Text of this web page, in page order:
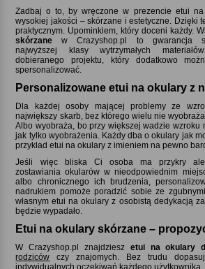
Zadbaj o to, by wręczone w prezencie etui
wysokiej jakości – skórzane i estetyczne. Dzięki
praktycznym. Upominkiem, który doceni każdy.
skórzane w Crazyshop.pl to gwarancja
najwyższej klasy wytrzymałych
dobieranego projektu, który dodatkowo
spersonalizować.
Personalizowane etui na okulary z
Dla każdej osoby mającej problemy ze
największy skarb, bez którego wielu nie
Albo wyobraża, bo przy większej wadzie wzroku
jak tylko wyobrażenia. Każdy dba o okulary jak
przykład etui na okulary z imieniem na pewno
Jeśli więc bliska Ci osoba ma przykry ale
zostawiania okularów w nieodpowiednim
albo chronicznego ich brudzenia,
nadrukiem pomoże poradzić sobie ze
własnym etui na okulary z osobistą dedykacją
będzie wypadało.
Etui na okulary skórzane –
W Crazyshop.pl znajdziesz etui na okulary
rodziców czy znajomych. Bez trudu
indywidualnych oczekiwań każdego użytkownika.